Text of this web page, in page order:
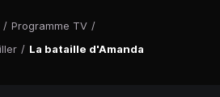
/ Programme TV /
/ La bataille d'Amanda